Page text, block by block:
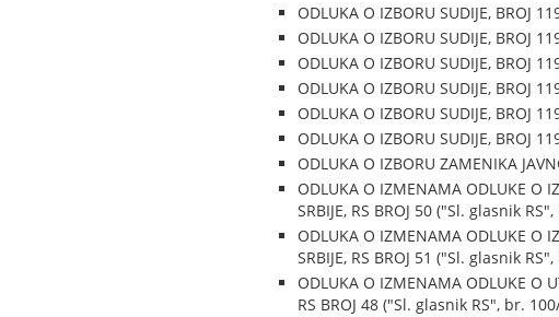
ODLUKA O IZBORU SUDIJE, BROJ
ODLUKA O IZBORU SUDIJE, BROJ
ODLUKA O IZBORU SUDIJE, BROJ
ODLUKA O IZBORU SUDIJE, BROJ
ODLUKA O IZBORU SUDIJE, BROJ
ODLUKA O IZBORU SUDIJE, BROJ
ODLUKA O IZBORU ZAMENIKA
ODLUKA O IZMENAMA ODLUKE O
SRBIJE, RS BROJ 50 ("Sl. glasnik
ODLUKA O IZMENAMA ODLUKE O
SRBIJE, RS BROJ 51 ("Sl. glasnik
ODLUKA O IZMENAMA ODLUKE O
RS BROJ 48 ("Sl. glasnik RS", br.